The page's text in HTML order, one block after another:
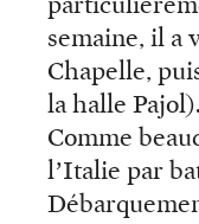
semaine, il a
Chapelle,
la halle
Comme
l’Italie par